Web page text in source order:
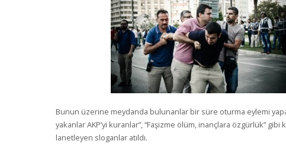
Bunun üzerine meydanda bulunanlar bir süre oturma eylemi
yakanlar AKP’yi kuranlar”, “Faşizme ölüm, inançlara özgürlük” gibi
lanetleyen sloganlar atıldı.